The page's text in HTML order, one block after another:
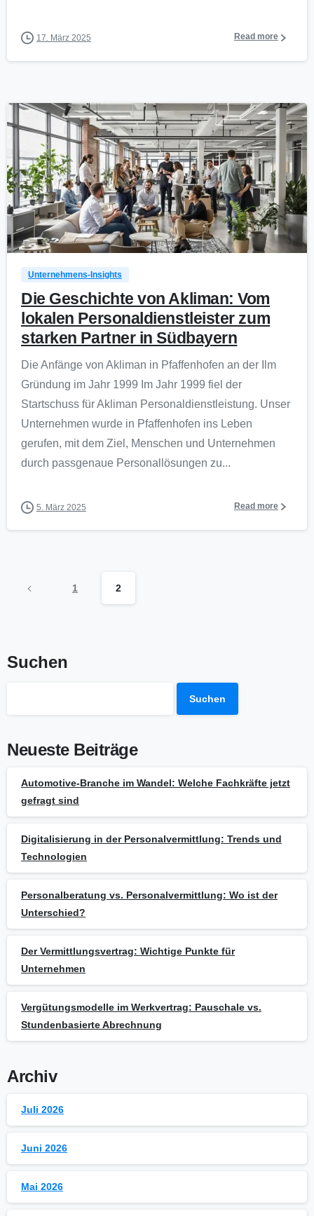
17. März 2025 Read more
0
Unternehmens-Insights
Die Geschichte von Akliman: Vom
lokalen Personaldienstleister zum
starken Partner in Südbayern
Die Anfänge von Akliman in Pfaffenhofen an der Ilm
Gründung im Jahr 1999 Im Jahr 1999 fiel der
Startschuss für Akliman Personaldienstleistung. Unser
Unternehmen wurde in Pfaffenhofen ins Leben
gerufen, mit dem Ziel, Menschen und Unternehmen
durch passgenaue Personallösungen zu...
5. März 2025 Read more
1 2
Suchen
Suchen
Neueste Beiträge
Automotive-Branche im Wandel: Welche Fachkräfte jetzt
gefragt sind
Digitalisierung in der Personalvermittlung: Trends und
Technologien
Personalberatung vs. Personalvermittlung: Wo ist der
Unterschied?
Der Vermittlungsvertrag: Wichtige Punkte für
Unternehmen
Vergütungsmodelle im Werkvertrag: Pauschale vs.
Stundenbasierte Abrechnung
Archiv
Juli 2026
Juni 2026
Mai 2026